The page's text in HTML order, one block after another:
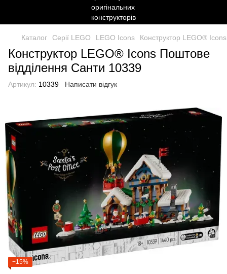
Каталог Серії LEGO LEGO Icons Конструктор LEGO®
Конструктор LEGO® Icons Поштове
відділення Санти 10339
Артикул: 10339 Написати відгук
−15%